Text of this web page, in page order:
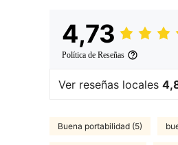
4,73
Política de Reseñas
Ver reseñas locales
Buena portabilidad (5)